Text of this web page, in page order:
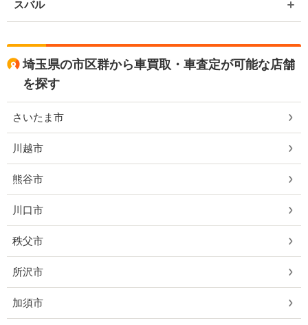
スバル
埼玉県の市区群から車買取・車査定が可能な店舗
を探す
さいたま市
川越市
熊谷市
川口市
秩父市
所沢市
加須市